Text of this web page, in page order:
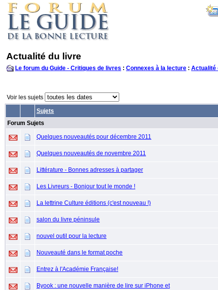
Actualité du livre
Le forum du Guide - Critiques de livres : Connexes à la lecture : Actualité
Voir les sujets
Sujets
Forum Sujets
Quelques nouveautés pour décembre 2011
Quelques nouveautés de novembre 2011
Littérature - Bonnes adresses à partager
Les Livreurs - Bonjour tout le monde !
La lettrine Culture éditions (c'est nouveau !)
salon du livre péninsule
nouvel outil pour la lecture
Nouveauté dans le format poche
Entrez à l'Académie Française!
Byook : une nouvelle manière de lire sur iPhone et